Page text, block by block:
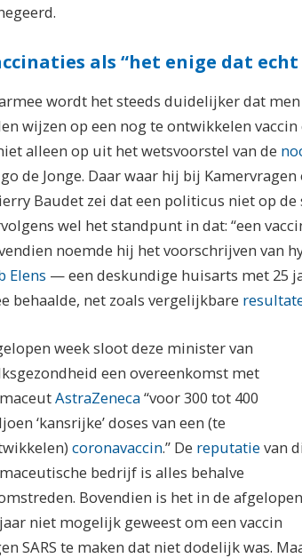
als “het enige dat
wordt het steeds duidelijker dat
wijzen op een nog te ontwikkelen
alleen op uit het wetsvoorstel van de
de Jonge. Daar waar hij bij
Baudet zei dat een politicus niet op
wel het standpunt in dat: “een
noemde hij het voorschrijven van
Elens — een deskundige huisarts met 25
behaalde, net zoals vergelijkbare
week sloot deze minister van
een overeenkomst met
AstraZeneca“voor 300 tot 400
‘kansrijke’ doses van een (te
coronavaccin.” De reputatie van
bedrijf is alles behalve
Bovendien is het in de afgelopen
niet mogelijk geweest om een vaccin
SARS te maken dat niet dodelijk was.